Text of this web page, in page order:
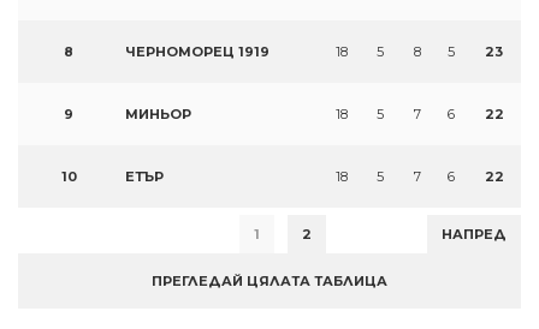
8 ЧЕРНОМОРЕЦ 1919 18 5 8 5 23
9 МИНЬОР 18 5 7 6 22
10 ЕТЪР 18 5 7 6 22
1 2 НАПРЕД
ПРЕГЛЕДАЙ ЦЯЛАТА ТАБЛИЦА